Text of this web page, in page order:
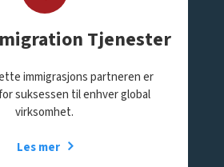
Tjenester
immigrasjons partneren er
suksessen til enhver global
virksomhet.
Les mer